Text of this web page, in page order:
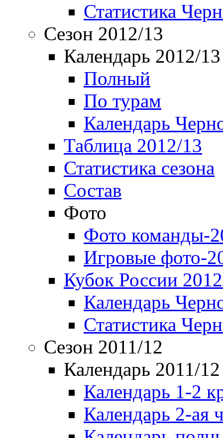
Статистика
Сезон 2012/13
Календарь 2012/13
Полный
По турам
Календарь
Таблица 2012/13
Статистика сезона
Состав
Фото
Фото команды-
Игровые фото-
Кубок России
Календарь
Статистика
Сезон 2011/12
Календарь 2011/12
Календарь 1-2
Календарь 2-ая